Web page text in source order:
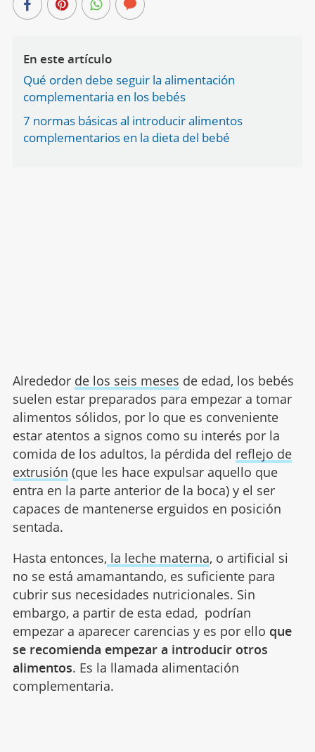
En este artículo
Qué orden debe seguir la alimentación
complementaria en los bebés
7 normas básicas al introducir alimentos
complementarios en la dieta del bebé
Alrededor de los seis meses de edad, los bebés
suelen estar preparados para empezar a tomar
alimentos sólidos, por lo que es conveniente
estar atentos a signos como su interés por la
comida de los adultos, la pérdida del reflejo de
extrusión (que les hace expulsar aquello que
entra en la parte anterior de la boca) y el ser
capaces de mantenerse erguidos en posición
sentada.
Hasta entonces, la leche materna, o artificial si
no se está amamantando, es suficiente para
cubrir sus necesidades nutricionales. Sin
embargo, a partir de esta edad, podrían
empezar a aparecer carencias y es por ello que
se recomienda empezar a introducir otros
alimentos. Es la llamada alimentación
complementaria.